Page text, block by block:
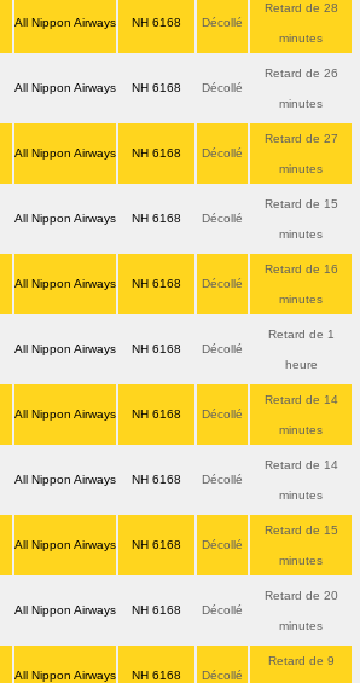
All Nippon Airways NH 6168 Décollé
Retard de 28
minutes
All Nippon Airways NH 6168 Décollé
Retard de 26
minutes
All Nippon Airways NH 6168 Décollé
Retard de 27
minutes
All Nippon Airways NH 6168 Décollé
Retard de 15
minutes
All Nippon Airways NH 6168 Décollé
Retard de 16
minutes
All Nippon Airways NH 6168 Décollé
Retard de 1
heure
All Nippon Airways NH 6168 Décollé
Retard de 14
minutes
All Nippon Airways NH 6168 Décollé
Retard de 14
minutes
All Nippon Airways NH 6168 Décollé
Retard de 15
minutes
All Nippon Airways NH 6168 Décollé
Retard de 20
minutes
All Nippon Airways NH 6168 Décollé
Retard de 9